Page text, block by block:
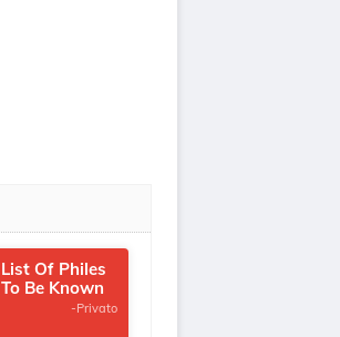
List Of Philes
To Be Known
-Privato